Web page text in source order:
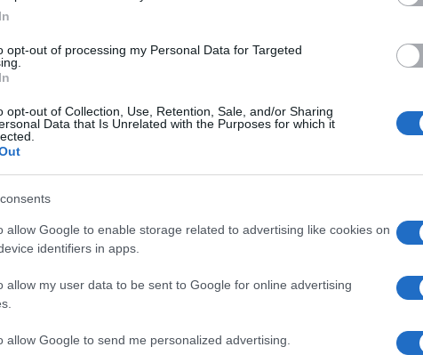
opt-out of processing my Personal Data for Targeted
opt-out of Collection, Use, Retention, Sale, and/or Sharing
Data that Is Unrelated with the Purposes for which it
allow Google to enable storage related to advertising like cookies on
identifiers in apps.
allow my user data to be sent to Google for online advertising
allow Google to send me personalized advertising.
A
KOREOGRÁFUS ASSZISZTENS: CSONTOS MARIKA
ZENEI RENDEZŐ: GYÜDI SÁNDOR
ÜGYELŐ: STEFANIK SÁNDOR, TOLNAI MÁRIA. SZABÓ ORSOLYA
RENDEZŐASSZISZTENS: PÓPITY TÍMEA